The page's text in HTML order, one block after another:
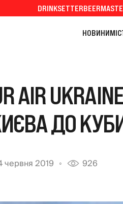
DRINKSETTER
НОВИНИ
AIR
ДО
червня 2019 926